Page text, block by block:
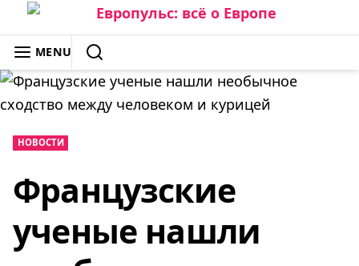
Skip
to
content
ЕВРОПУЛЬС: ВСЁ О ЕВРОПЕ
MENU
SEARCH
НОВОСТИ
Французские
ученые нашли